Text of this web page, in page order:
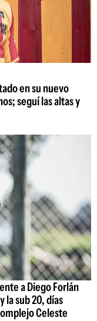
en su nuevo
seguí las altas y
a Diego Forlán
la sub 20, días
Celeste